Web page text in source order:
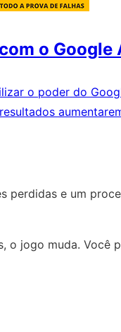
o Google
o poder do
perdidas e um
o jogo muda. Você